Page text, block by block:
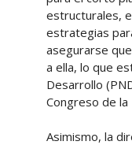
estructurales,
estrategias
asegurarse
a ella, lo que
Desarrollo
Congreso de la
Asimismo, la